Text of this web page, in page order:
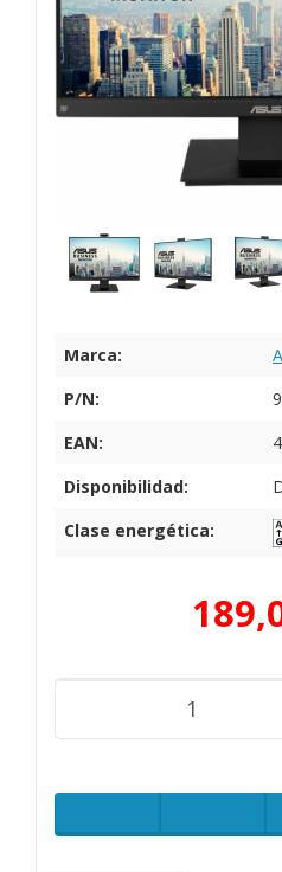
Marca:
P/N:
EAN:
Disponibilidad:
Clase energética: